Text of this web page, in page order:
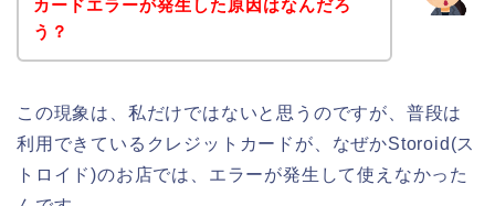
カードエラーが発生した原因はなんだろ
う？
この現象は、私だけではないと思うのですが、普段は
利用できているクレジットカードが、なぜかStoroid(ス
トロイド)のお店では、エラーが発生して使えなかった